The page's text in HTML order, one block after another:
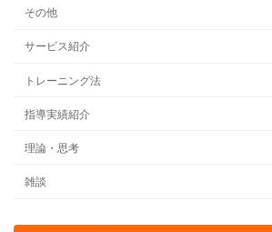
その他
サービス紹介
トレーニング法
指導実績紹介
理論・思考
雑談